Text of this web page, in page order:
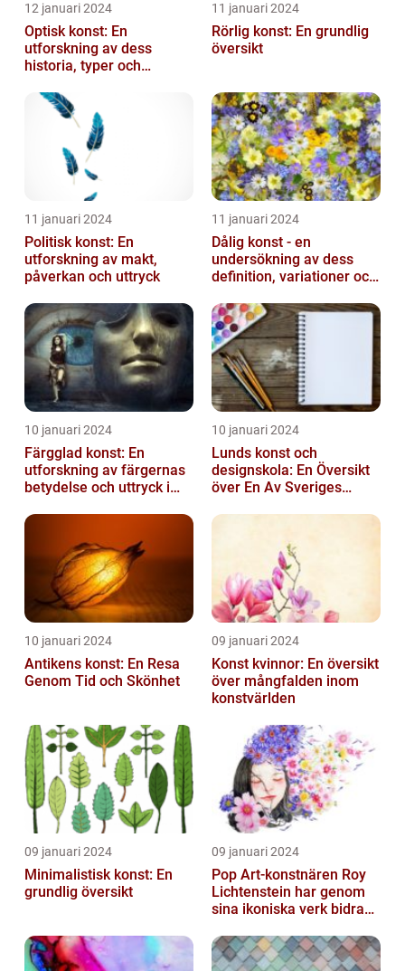
12 januari 2024
Optisk konst: En
utforskning av dess
historia, typer och
11 januari 2024
Rörlig konst: En grundlig
översikt
11 januari 2024
Politisk konst: En
utforskning av makt,
påverkan och uttryck
11 januari 2024
Dålig konst - en
undersökning av dess
definition, variationer och
10 januari 2024
Färgglad konst: En
utforskning av färgernas
betydelse och uttryck i
10 januari 2024
Lunds konst och
designskola: En Översikt
över En Av Sveriges
Utbildningsanstalter inom
10 januari 2024
Antikens konst: En Resa
Genom Tid och Skönhet
09 januari 2024
Konst kvinnor: En översikt
över mångfalden inom
konstvärlden
09 januari 2024
Minimalistisk konst: En
grundlig översikt
09 januari 2024
Pop Art-konstnären Roy
Lichtenstein har genom
sina ikoniska verk bidragit